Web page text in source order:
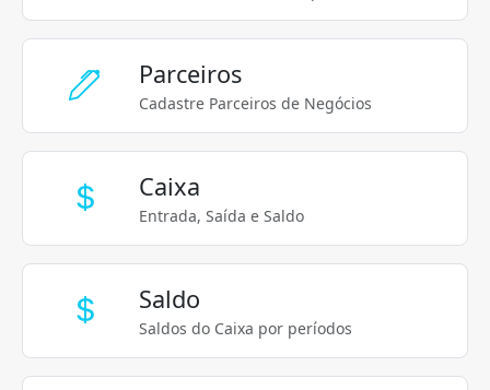
Parceiros
Cadastre Parceiros de Negócios
Caixa
Entrada, Saída e Saldo
Saldo
Saldos do Caixa por períodos